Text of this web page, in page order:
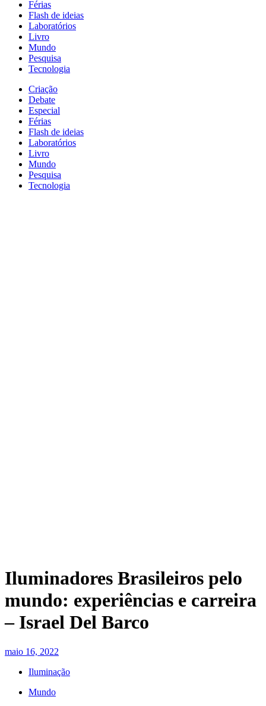
Férias
Flash de ideias
Laboratórios
Livro
Mundo
Pesquisa
Tecnologia
Criação
Debate
Especial
Férias
Flash de ideias
Laboratórios
Livro
Mundo
Pesquisa
Tecnologia
Iluminadores Brasileiros pelo
mundo: experiências e carreira
– Israel Del Barco
maio 16, 2022
Iluminação
Mundo